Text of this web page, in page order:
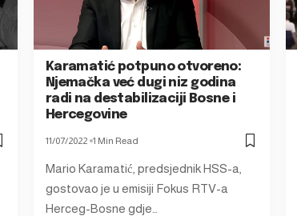
Karamatić potpuno otvoreno:
Njemačka već dugi niz godina
radi na destabilizaciji Bosne i
Hercegovine
11/07/2022 1 Min Read
Mario Karamatić, predsjednik HSS-a,
gostovao je u emisiji Fokus RTV-a
Herceg-Bosne gdje…